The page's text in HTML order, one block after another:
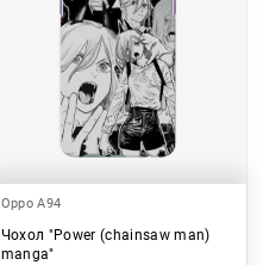
Oppo A94
Чохол "Power (chainsaw man)
manga"